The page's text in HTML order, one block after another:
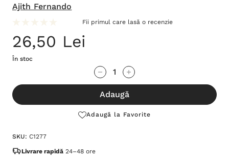
Ajith Fernando
Fii primul care lasă o recenzie
26,50 Lei
În stoc
te!
Stocul
Adaugă
Adaugă la Favorite
SKU: C1277
Livrare rapidă 24–48 ore